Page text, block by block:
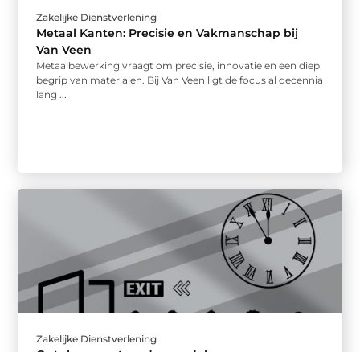
Zakelijke Dienstverlening
Metaal Kanten: Precisie en Vakmanschap bij
Van Veen
Metaalbewerking vraagt om precisie, innovatie en een diep
begrip van materialen. Bij Van Veen ligt de focus al decennia
lang ...
Zakelijke Dienstverlening